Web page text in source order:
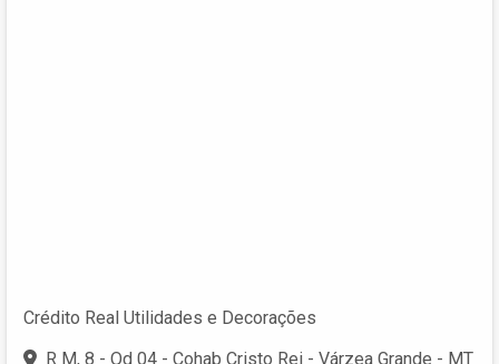
Crédito Real Utilidades e Decorações
R M, 8 - Qd 04 - Cohab Cristo Rei - Várzea Grande - MT